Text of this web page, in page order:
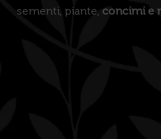
sementi, piante, concimi e